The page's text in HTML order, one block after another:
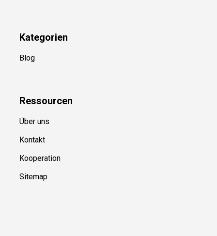
Kategorien
Blog
Ressourcen
Über uns
Kontakt
Kooperation
Sitemap